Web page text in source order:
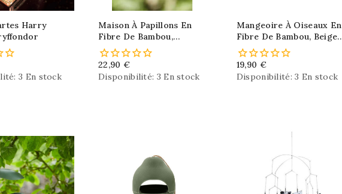
Harry
3 En stock
Maison À Papillons En
Fibre De Bambou,
Ecologique
22,90 €
Disponibilité: 3 En stock
Mangeoire À Oiseaux En
Fibre De Bambou, Beige,
Ecologique
19,90 €
Disponibilité:3 En stock